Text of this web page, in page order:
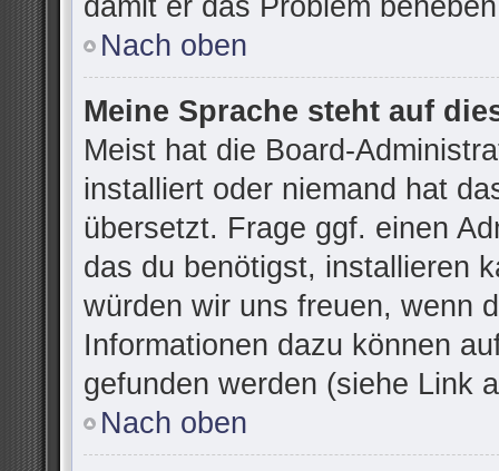
damit er das Problem
Nach oben
Meine Sprache steht auf
Meist hat die Board-
installiert oder niemand hat
übersetzt. Frage ggf. einen
das du benötigst, installieren
würden wir uns freuen, wenn
Informationen dazu können
gefunden werden (siehe Link
Nach oben